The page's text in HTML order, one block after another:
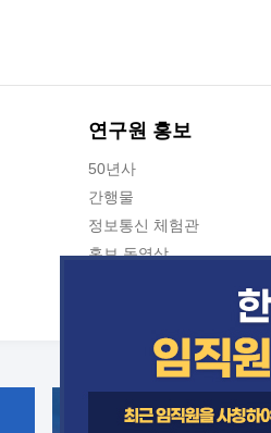
연구원 홍보
50년사
간행물
정보통신 체험관
홍보 동영상